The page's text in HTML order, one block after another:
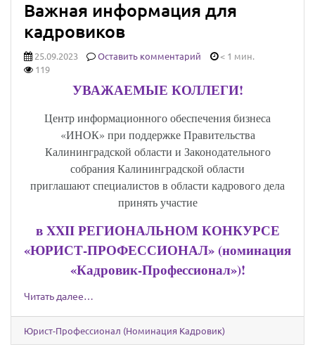
Важная информация для
кадровиков
25.09.2023 Оставить комментарий
< 1 мин.
119
УВАЖАЕМЫЕ КОЛЛЕГИ!
Центр информационного обеспечения бизнеса
«ИНОК» при поддержке Правительства
Калининградской области и Законодательного
собрания Калининградской области
приглашают специалистов в области кадрового дела
принять участие
вXXIIРЕГИОНАЛЬНОМ КОНКУРСЕ
«ЮРИСТ-ПРОФЕССИОНАЛ» (номинация
«Кадровик-Профессионал»)!
Читать далее…
Юрист-Профессионал (Номинация Кадровик)